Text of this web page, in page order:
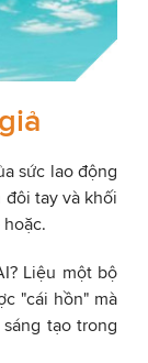
sức lao động
tay và khối
Liệu một bộ
"cái hồn" mà
tạo trong